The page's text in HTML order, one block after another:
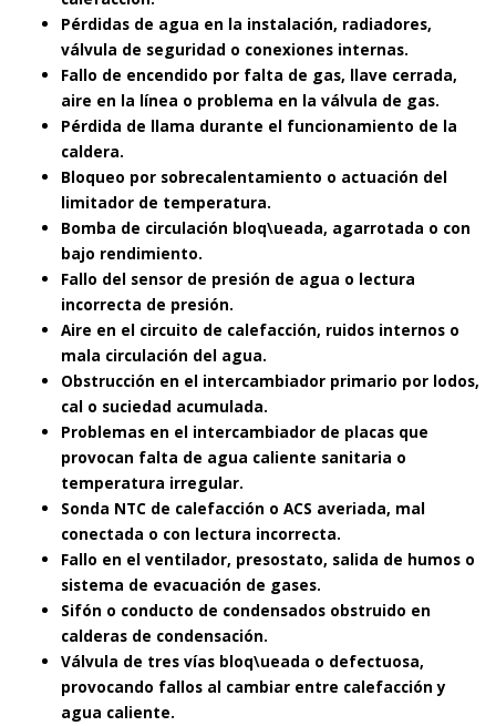
Pérdidas de agua en la instalación, radiadores,
válvula de seguridad o conexiones internas.
Fallo de encendido por falta de gas, llave cerrada,
aire en la línea o problema en la válvula de gas.
Pérdida de llama durante el funcionamiento de la
caldera.
Bloqueo por sobrecalentamiento o actuación del
limitador de temperatura.
Bomba de circulación bloq\ueada, agarrotada o con
bajo rendimiento.
Fallo del sensor de presión de agua o lectura
incorrecta de presión.
Aire en el circuito de calefacción, ruidos internos o
mala circulación del agua.
Obstrucción en el intercambiador primario por lodos,
cal o suciedad acumulada.
Problemas en el intercambiador de placas que
provocan falta de agua caliente sanitaria o
temperatura irregular.
Sonda NTC de calefacción o ACS averiada, mal
conectada o con lectura incorrecta.
Fallo en el ventilador, presostato, salida de humos o
sistema de evacuación de gases.
Sifón o conducto de condensados obstruido en
calderas de condensación.
Válvula de tres vías bloq\ueada o defectuosa,
provocando fallos al cambiar entre calefacción y
agua caliente.